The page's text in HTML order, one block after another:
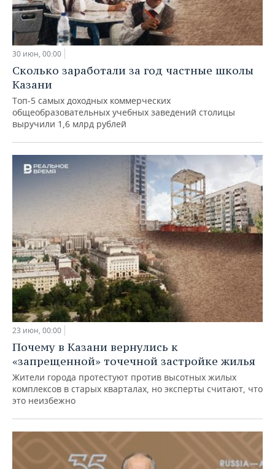
30 июн, 00:00
Сколько заработали за год частные школы
Казани
Топ-5 самых доходных коммерческих
общеобразовательных учебных заведений столицы
выручили 1,6 млрд рублей
23 июн, 00:00
Почему в Казани вернулись к
«запрещенной» точечной застройке жилья
Жители города протестуют против высотных жилых
комплексов в старых кварталах, но эксперты считают, что
это неизбежно